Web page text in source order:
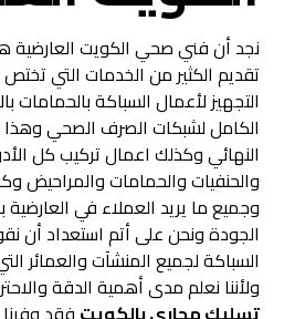
نجد أن فني صحي الكويت العارضية
تقديم الكثير من الخدمات التي
التجهيز لأعمال السباكة بالحمامات
الكامل لشبكات الصرف الصحي وهذا
النهائي وكذلك اعمال تركيب كل
والحنفيات والحمامات والمراحيض
وجميع ما يريد العملاء في العارضية
الجودة ونحن على أتم استعداد أن
السباكة لجميع المنشآت والعمائر
ولأننا نعلم مدى أهمية الدقة